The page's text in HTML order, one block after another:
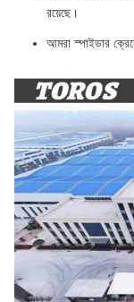
রয়েছে।
আমরা স্পাইডার